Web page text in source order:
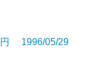
1996/05/29